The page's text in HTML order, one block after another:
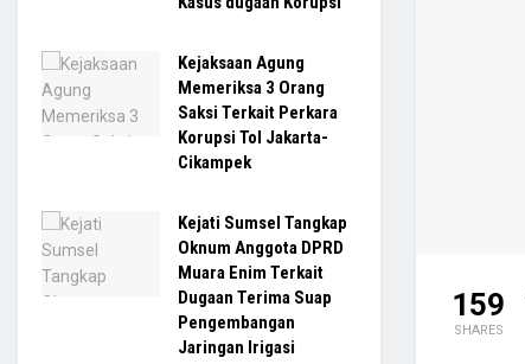
159
SHARES
Kejaksaan Agung
Memeriksa 3 Orang
Saksi Terkait Perkara
Korupsi Tol Jakarta-
Cikampek
Kejati Sumsel Tangkap
Oknum Anggota DPRD
Muara Enim Terkait
Dugaan Terima Suap
Pengembangan
Jaringan Irigasi